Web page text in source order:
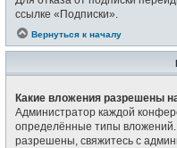
ссылке «Подписки».
Вернуться к началу
Какие вложения разрешены
Администратор каждой
определённые типы
разрешены, свяжитесь с